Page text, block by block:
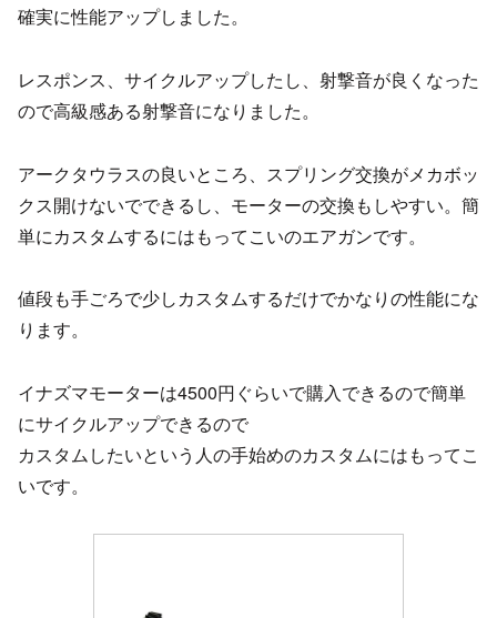
確実に性能アップしました。
レスポンス、サイクルアップしたし、射撃音が良くなった
ので高級感ある射撃音になりました。
アークタウラスの良いところ、スプリング交換がメカボッ
クス開けないでできるし、モーターの交換もしやすい。簡
単にカスタムするにはもってこいのエアガンです。
値段も手ごろで少しカスタムするだけでかなりの性能にな
ります。
イナズマモーターは4500円ぐらいで購入できるので簡単
にサイクルアップできるので
カスタムしたいという人の手始めのカスタムにはもってこ
いです。